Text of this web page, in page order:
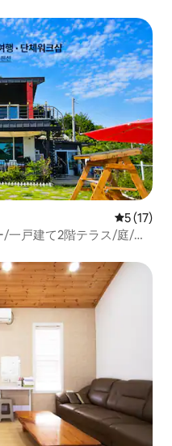
レビュー
5 (17)
一戸建て2階テラス/庭/ミ